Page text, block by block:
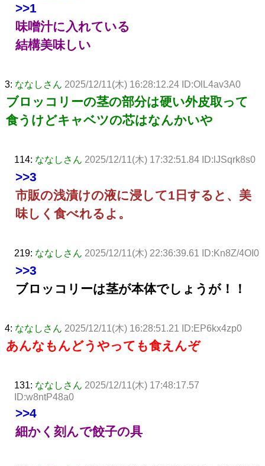
>>1
味噌汁に入れている
結構美味しい
3: ななしさん 2025/12/11(木) 16:28:12.24 ID:OlL4av3A0
ブロッコリーの茎の部分は硬い外皮取って
食うけどキャベツの芯はなんかいや
114: ななしさん 2025/12/11(木) 17:32:51.84 ID:lJSqrk8s0
>>3
市販の浅漬けの液に浸して1日すると、美
味しく食べれるよ。
219: ななしさん 2025/12/11(木) 22:36:39.61 ID:Kn8Z/4OI0
>>3
ブロッコリーは茎が本体でしょうが！！
4: ななしさん 2025/12/11(木) 16:28:51.21 ID:EP6kx4zp0
あんなもんどうやっても食えんぞ
131: ななしさん 2025/12/11(木) 17:48:17.57
ID:w8ntP48a0
>>4
細かく刻んで餃子の具